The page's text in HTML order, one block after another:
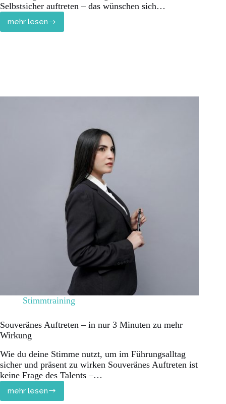
Selbstsicher auftreten – das wünschen sich…
mehr lesen
Stimmtraining
Souveränes Auftreten – in nur 3 Minuten zu mehr
Wirkung
Wie du deine Stimme nutzt, um im Führungsalltag
sicher und präsent zu wirken Souveränes Auftreten ist
keine Frage des Talents –…
mehr lesen